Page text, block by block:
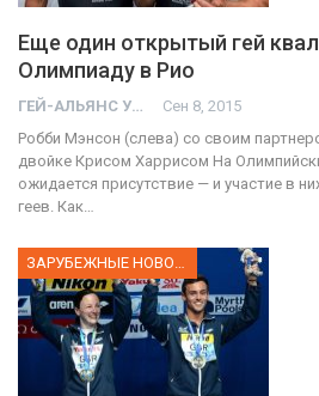
Еще один открытый гей
Олимпиаду в Рио
ГЕЙ-АЛЬЯНС УКРАИНА Сен 8, 2015
Робби Мэнсон (слева) со своим
двойке Крисом Харрисом На
ожидается присутствие — и участие в
геев. Как…